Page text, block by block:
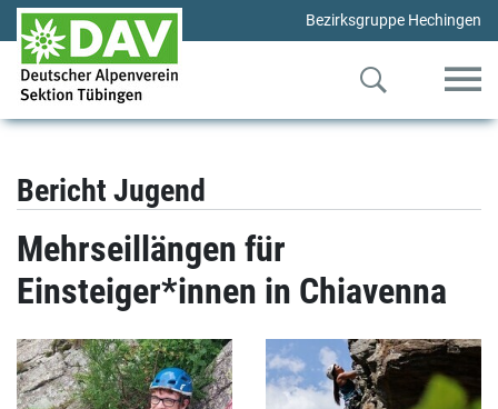
Bezirksgruppe Hechingen
Bericht Jugend
Mehrseillängen für
Einsteiger*innen in Chiavenna